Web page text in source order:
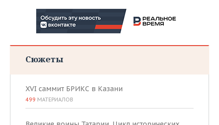
Сюжеты
XVI саммит БРИКС в Казани
499 МАТЕРИАЛОВ